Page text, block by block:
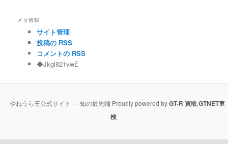
メタ情報
サイト管理
投稿の RSS
コメントの RSS
◆Jkgl821vwE
やねうら王公式サイト --- 知の最先端 Proudly powered byGT-R 買取,GTNET車
検